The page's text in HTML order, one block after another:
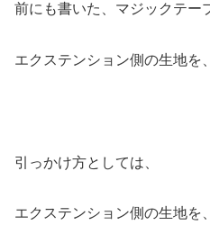
前にも書いた、マジックテー
エクステンション側の生地を
引っかけ方としては、
エクステンション側の生地を、